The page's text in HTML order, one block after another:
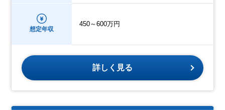
想定年収
450～600万円
詳しく見る